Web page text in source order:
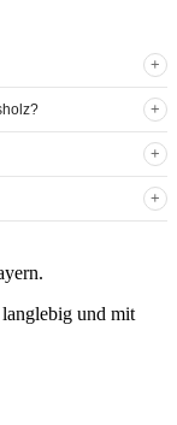
+
+
+
+
und mit